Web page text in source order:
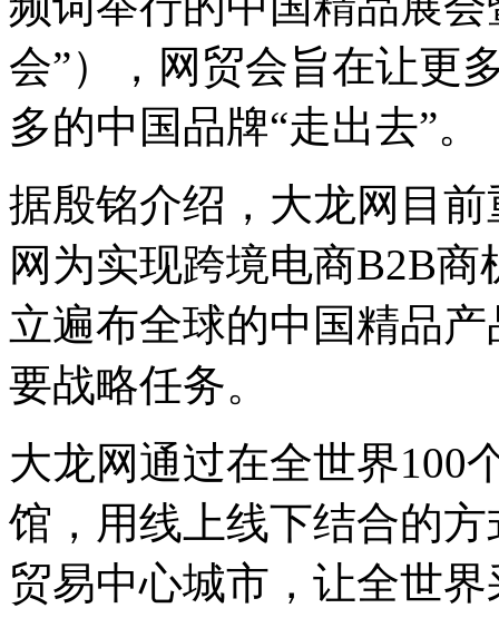
会”），网贸会旨在让更
多的中国品牌“走出去”。
据殷铭介绍，大龙网目
网为实现跨境电商B2B
立遍布全球的中国精品
要战略任务。
大龙网通过在全世界100
馆，用线上线下结合的
贸易中心城市，让全世